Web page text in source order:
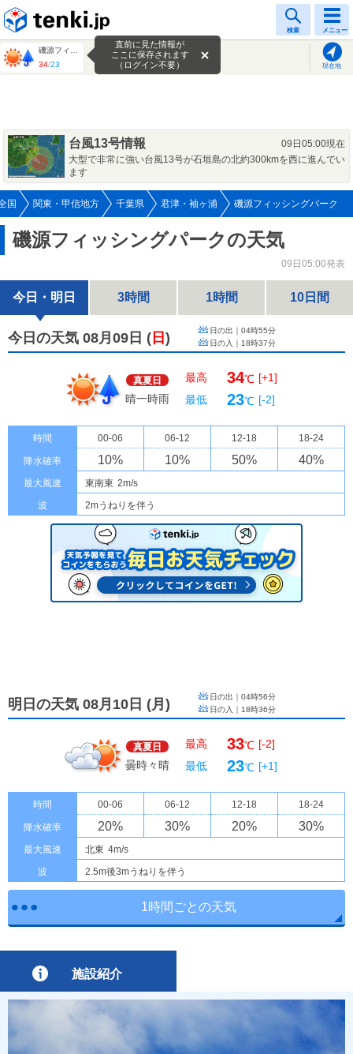
検索 メニュー
34/23 現在地
直前に見た情報が
ここに保存されます
（ログイン不要）
台風13号情報
09日05:00現在
大型で非常に強い台風13号が石垣島の北約300kmを西に進んでい
ます
国 関東・甲信地方 千葉県 君津・袖ヶ浦 磯源フィッシングパーク
磯源フィッシングパークの天気
09日05:00発表
今日・明日 3時間 1時間 10日間
今日の天気 08月09日 ( 日 ) 日の出｜ 04時55分
日の入｜ 18時37分
真夏日
晴一時雨
最高 34℃ [+1]
最低
23℃ [-2]
時間 00-06 06-12 12-18 18-24
降水確率 10% 10% 50% 40%
最大風速 東南東 2m/s
波
2mうねりを伴う
明日の天気 08月10日 (月 ) 日の出｜ 04時56分
日の入｜ 18時36分
真夏日
曇時々晴
最高 33℃ [-2]
最低
23℃ [+1]
時間 00-06 06-12 12-18 18-24
降水確率 20% 30% 20% 30%
最大風速 北東 4m/s
波
2.5m後3mうねりを伴う
1時間ごとの天気
施設紹介